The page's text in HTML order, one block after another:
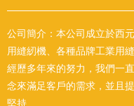
公司簡介：本公司成立於西
用縫紉機、各種品牌工業用
經歷多年來的努力，我們一
念來滿足客戶的需求，並且
堅持